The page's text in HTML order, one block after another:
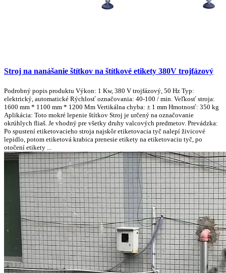
Stroj na nanášanie štítkov na štítkové etikety 380V trojfázový
Podrobný popis produktu Výkon: 1 Kw, 380 V trojfázový, 50 Hz Typ:
elektrický, automatické Rýchlosť označovania: 40-100 / min. Veľkosť stroja:
1600 mm * 1100 mm * 1200 Mm Vertikálna chyba: ± 1 mm Hmotnosť: 350 kg
Aplikácia: Toto mokré lepenie štítkov Stroj je určený na označovanie
okrúhlych fliaš. Je vhodný pre všetky druhy valcových predmetov. Prevádzka:
Po spustení etiketovacieho stroja najskôr etiketovacia tyč nalepí živicové
lepidlo, potom etiketová krabica prenesie etikety na etiketovaciu tyč, po
otočení etikety ...